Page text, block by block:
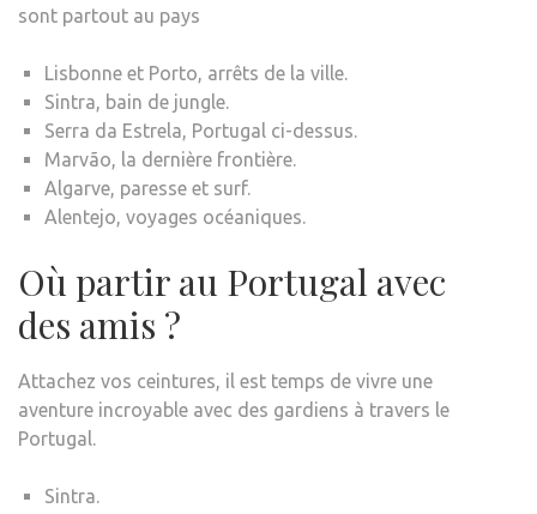
sont partout au pays
Lisbonne et Porto, arrêts de la ville.
Sintra, bain de jungle.
Serra da Estrela, Portugal ci-dessus.
Marvão, la dernière frontière.
Algarve, paresse et surf.
Alentejo, voyages océaniques.
Où partir au Portugal avec
des amis ?
Attachez vos ceintures, il est temps de vivre une
aventure incroyable avec des gardiens à travers le
Portugal.
Sintra.